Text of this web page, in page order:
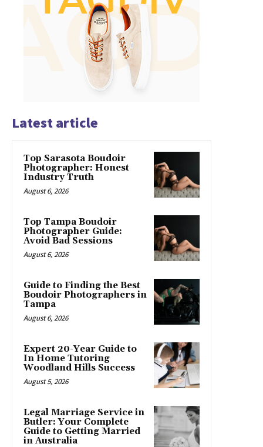
Latest article
Top Sarasota Boudoir
Photographer: Honest
Industry Truth
August 6, 2026
Top Tampa Boudoir
Photographer Guide:
Avoid Bad Sessions
August 6, 2026
Guide to Finding the Best
Boudoir Photographers in
Tampa
August 6, 2026
Expert 20-Year Guide to
In Home Tutoring
Woodland Hills Success
August 5, 2026
Legal Marriage Service in
Butler: Your Complete
Guide to Getting Married
in Australia